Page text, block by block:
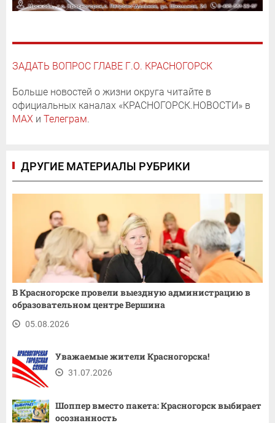
ЗАДАТЬ ВОПРОС ГЛАВЕ Г.О. КРАСНОГОРСК
Больше новостей о жизни округа читайте в
официальных каналах «КРАСНОГОРСК.НОВОСТИ» в
MAX и Телеграм.
ДРУГИЕ МАТЕРИАЛЫ РУБРИКИ
В Красногорске провели выездную администрацию в
образовательном центре Вершина
05.08.2026
Уважаемые жители Красногорска!
31.07.2026
Шоппер вместо пакета: Красногорск выбирает
осознанность